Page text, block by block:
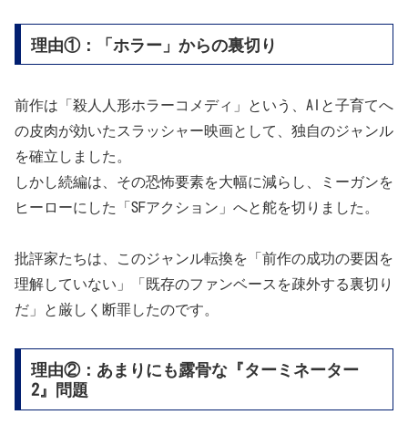
理由①：「ホラー」からの裏切り
前作は「殺人人形ホラーコメディ」という、AIと子育てへ
の皮肉が効いたスラッシャー映画として、独自のジャンル
を確立しました。
しかし続編は、その恐怖要素を大幅に減らし、ミーガンを
ヒーローにした「SFアクション」へと舵を切りました。
批評家たちは、このジャンル転換を「前作の成功の要因を
理解していない」「既存のファンベースを疎外する裏切り
だ」と厳しく断罪したのです。
理由②：あまりにも露骨な『ターミネーター
2』問題